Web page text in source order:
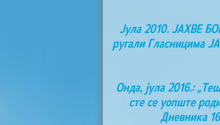
Јула 2010. ЈАХВЕ
ругали Гласницима
Онда, јула 2016.:
сте се уопште
Дневника